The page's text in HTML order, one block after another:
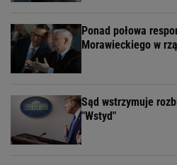
Ponad połowa
Morawieckiego w
Sąd wstrzymuje
"Wstyd"